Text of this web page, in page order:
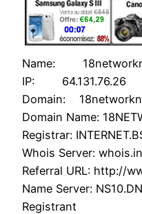
Name:
IP: 64.131.76.26
Domain:
Domain Name:
Registrar:
Whois Server:
Referral URL: http://
Name Server:
Registrant